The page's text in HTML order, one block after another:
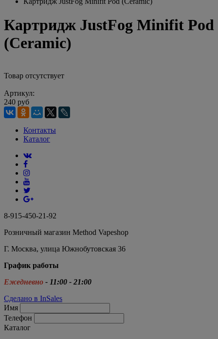
Картридж JustFog Minifit Pod
(Ceramic)
Товар отсутствует
Артикул:
240 руб
Контакты
Каталог
8-915-450-21-92
Розничный магазин Method Vapeshop
Г. Москва, улица Южнобутовская 36
График работы
Ежедневно - 11:00 - 21:00
Сделано в InSales
Имя
Телефон
Каталог